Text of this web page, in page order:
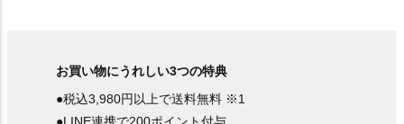
お買い物にうれしい3つの特典
●税込3,980円以上で送料無料 ※1